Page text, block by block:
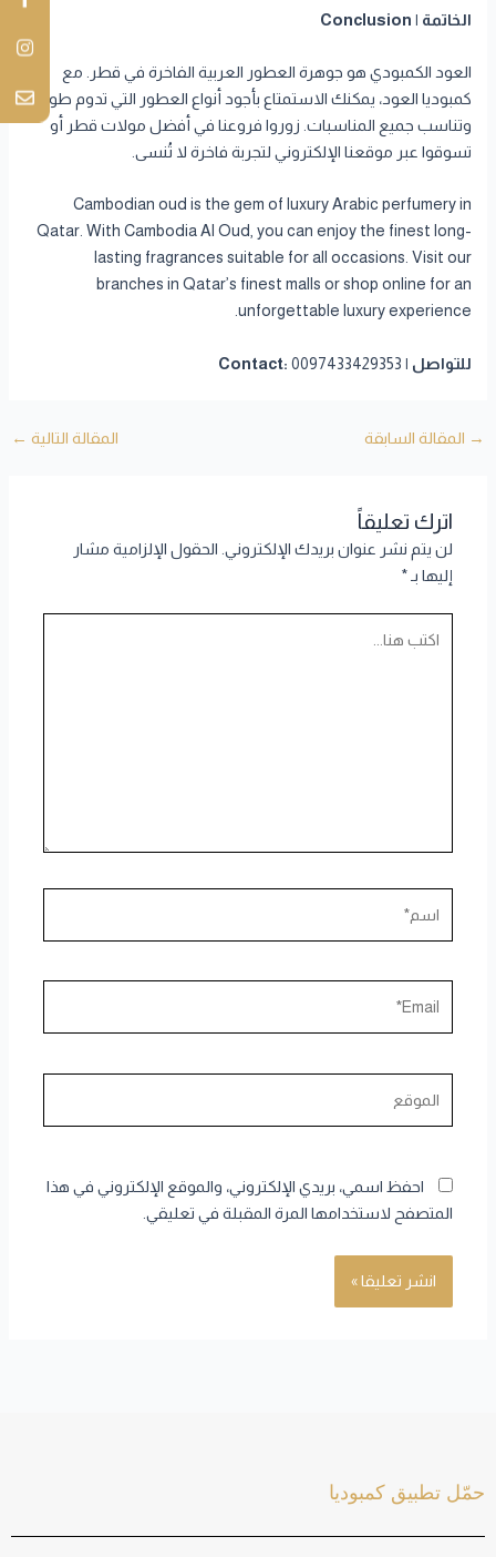
الخاتمة | Conclusion
العود الكمبودي هو جوهرة العطور العربية الفاخرة في قطر. مع
كمبوديا العود، يمكنك الاستمتاع بأجود أنواع العطور التي تدوم طويلاً
وتناسب جميع المناسبات. زوروا فروعنا في أفضل مولات قطر أو
تسوقوا عبر موقعنا الإلكتروني لتجربة فاخرة لا تُنسى.
Cambodian oud is the gem of luxury Arabic perfumery in
Qatar. With Cambodia Al Oud, you can enjoy the finest long-
lasting fragrances suitable for all occasions. Visit our
branches in Qatar’s finest malls or shop online for an
unforgettable luxury experience.
للتواصل | Contact: 0097433429353
→ المقالة السابقة المقالة التالية ←
اترك تعليقاً
لن يتم نشر عنوان بريدك الإلكتروني. الحقول الإلزامية مشار
إليها بـ*
احفظ اسمي، بريدي الإلكتروني، والموقع الإلكتروني في هذا
المتصفح لاستخدامها المرة المقبلة في تعليقي.
حمّل تطبيق كمبوديا